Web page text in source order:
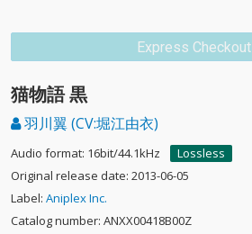
Express Checkout
猫物語 黒
羽川翼 (CV:堀江由衣)
Audio format: 16bit/44.1kHz
Lossless
Original release date: 2013-06-05
Label: Aniplex Inc.
Catalog number: ANXX00418B00Z